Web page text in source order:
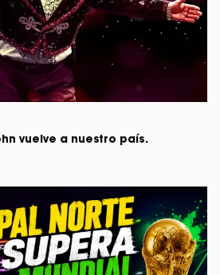
vuelve a nuestro país.